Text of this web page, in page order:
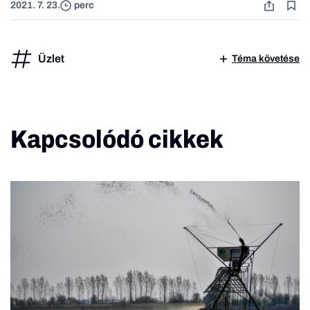
2021. 7. 23. perc
Üzlet Téma követése
Kapcsolódó cikkek